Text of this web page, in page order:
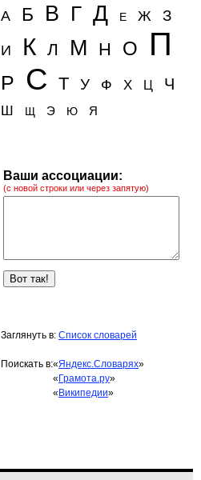
А
Б В Г Д Е Ж З
И К Л М Н О П
Р С Т У Ф Х Ц Ч
Ш Щ Э Ю Я
Ваши ассоциации:
(с новой строки или через запятую)
Заглянуть в: Список словарей
Поискать в:«Яндекс.Словарях»
« Грамота.ру»
« Википедии»